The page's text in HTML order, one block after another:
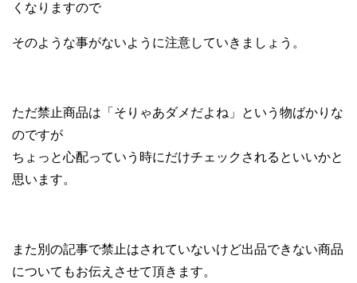
くなりますので
そのような事がないように注意していきましょう。
ただ禁止商品は「そりゃあダメだよね」という物ばかりな
のですが
ちょっと心配っていう時にだけチェックされるといいかと
思います。
また別の記事で禁止はされていないけど出品できない商品
についてもお伝えさせて頂きます。